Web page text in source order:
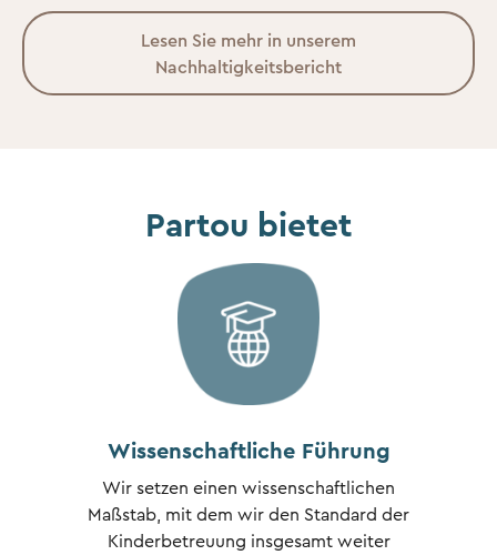
Lesen Sie mehr in unserem
Nachhaltigkeitsbericht
Partou bietet
Wissenschaftliche Führung
Wir setzen einen wissenschaftlichen
Maßstab, mit dem wir den Standard der
Kinderbetreuung insgesamt weiter